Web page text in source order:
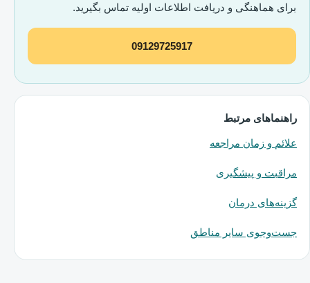
برای هماهنگی و دریافت اطلاعات اولیه تماس بگیرید.
09129725917
راهنماهای مرتبط
علائم و زمان مراجعه
مراقبت و پیشگیری
گزینه‌های درمان
جست‌وجوی سایر مناطق